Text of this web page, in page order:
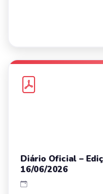
Diário Oficial –
16/06/2026